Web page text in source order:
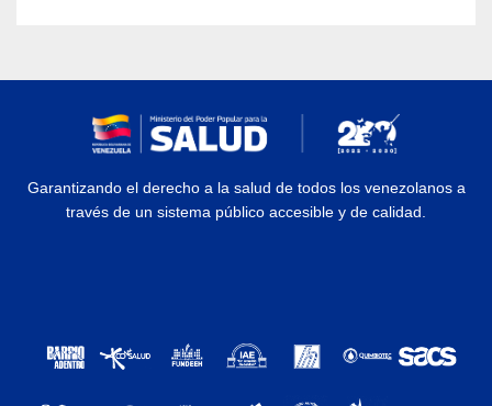
Garantizando el derecho a la salud de todos los venezolanos a
través de un sistema público accesible y de calidad.